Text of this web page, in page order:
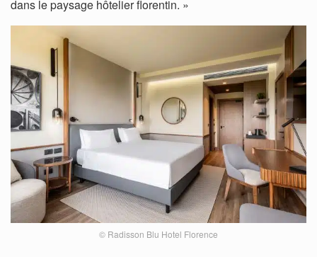
dans le paysage hôtelier florentin. »
© Radisson Blu Hotel Florence